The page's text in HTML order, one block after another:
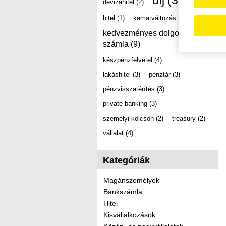
devizahitel (2)
hitel (1) kamatváltozás (2)
kedvezményes dolgozói
számla (9)
készpénzfelvétel (4)
lakáshitel (3) pénztár (3)
pénzvisszatérítés (3)
private banking (3)
személyi kölcsön (2) treasury (2)
vállalat (4)
Kategóriák
Magánszemélyek
Bankszámla
Hitel
Kisvállalkozások